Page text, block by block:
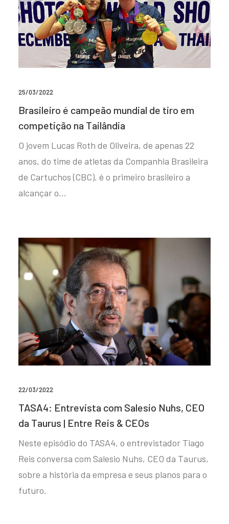
25/03/2022
Brasileiro é campeão mundial de tiro em
competição na Tailândia
O jovem Lucas Roth de Oliveira, de apenas 22
anos, do time de atletas da Companhia Brasileira
de Cartuchos (CBC), é o primeiro brasileiro a
alcançar o…
22/03/2022
TASA4: Entrevista com Salesio Nuhs, CEO
da Taurus | Entre Reis & CEOs
Neste episódio do TASA4, o entrevistador Tiago
Reis conversa com Salesio Nuhs, CEO da Taurus,
sobre a história da empresa e seus planos para o
futuro.